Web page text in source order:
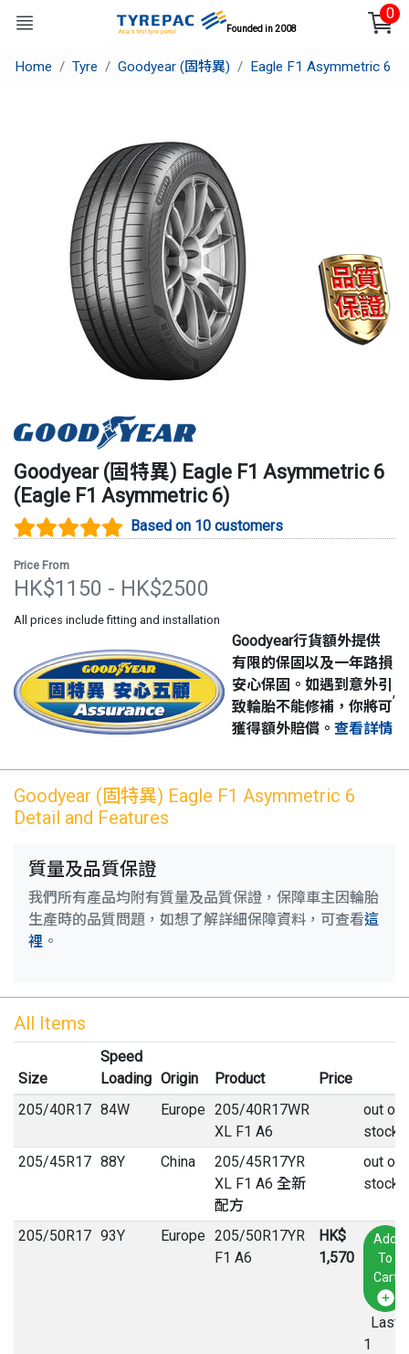
Founded in 2008
0
Home Tyre Goodyear (固特異) Eagle F1 Asymmetric 6
Goodyear (固特異) Eagle F1 Asymmetric 6
(Eagle F1 Asymmetric 6)
Based on 10 customers
Price From
HK$1150 - HK$2500
All prices include fitting and installation
Goodyear行貨額外提供
有限的保固以及一年路損
安心保固。如遇到意外引
致輪胎不能修補，你將可
獲得額外賠償。 查看詳情
,
Goodyear (固特異) Eagle F1 Asymmetric 6
Detail and Features
質量及品質保證
我們所有產品均附有質量及品質保證，保障車主因輪胎
生產時的品質問題，如想了解詳細保障資料，可查看這
裡 。
All Items
Size
Speed
Loading Origin Product
Price
205/40R17 84W Europe 205/40R17WR
XL F1 A6
out of
stock
205/45R17 88Y China
205/45R17YR
XL F1 A6 全新
配方
out of
stock
205/50R17 93Y Europe 205/50R17YR
F1 A6
HK$
1,570
Add
To
Cart
Last
1